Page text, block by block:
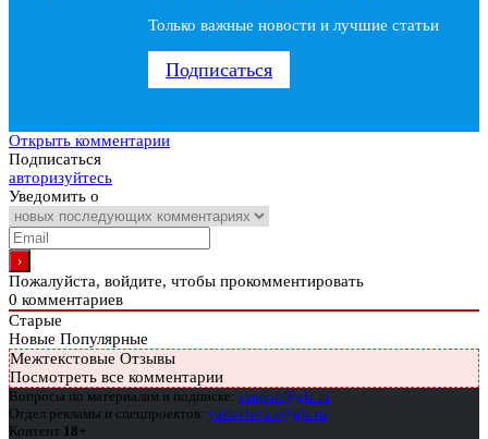
Только важные новости и лучшие статьи
Подписаться
Открыть комментарии
Подписаться
авторизуйтесь
Уведомить о
Пожалуйста, войдите, чтобы прокомментировать
0 комментариев
Старые
Новые Популярные
Межтекстовые Отзывы
Посмотреть все комментарии
Вопросы по материалам и подписке: support@glc.ru
Отдел рекламы и спецпроектов: yakovleva.a@glc.ru
Контент 18+